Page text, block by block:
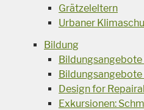
Grätzeleltern
Urbaner
Bildung
Bildungsangebote
Design for
Exkursionen: